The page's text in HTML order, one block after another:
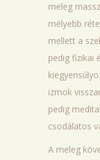
meleg
mélyebb
mellett a
pedig fizikai
izmok
pedig
csodálatos
A meleg